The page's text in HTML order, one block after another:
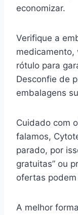
economizar.
Verifique a
medicamento,
rótulo para
Desconfie de
embalagens
Cuidado com
falamos,
parado, por
gratuitas” ou
ofertas
A melhor